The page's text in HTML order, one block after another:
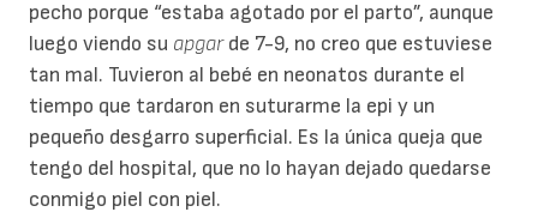
pecho porque “estaba agotado por el parto”, aunque
luego viendo su apgarde 7-9, no creo que estuviese
tan mal. Tuvieron al bebé en neonatos durante el
tiempo que tardaron en suturarme la epi y un
pequeño desgarro superficial. Es la única queja que
tengo del hospital, que no lo hayan dejado quedarse
conmigo piel con piel.